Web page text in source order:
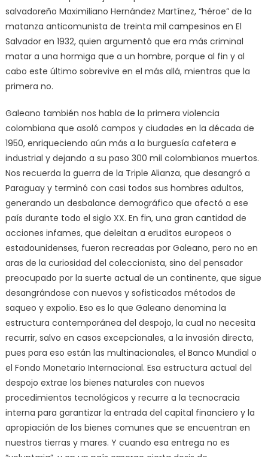
salvadoreño Maximiliano Hernández Martínez, “héroe” de la
matanza anticomunista de treinta mil campesinos en El
Salvador en 1932, quien argumentó que era más criminal
matar a una hormiga que a un hombre, porque al fin y al
cabo este último sobrevive en el más allá, mientras que la
primera no.
Galeano también nos habla de la primera violencia
colombiana que asoló campos y ciudades en la década de
1950, enriqueciendo aún más a la burguesía cafetera e
industrial y dejando a su paso 300 mil colombianos muertos.
Nos recuerda la guerra de la Triple Alianza, que desangró a
Paraguay y terminó con casi todos sus hombres adultos,
generando un desbalance demográfico que afectó a ese
país durante todo el siglo XX. En fin, una gran cantidad de
acciones infames, que deleitan a eruditos europeos o
estadounidenses, fueron recreadas por Galeano, pero no en
aras de la curiosidad del coleccionista, sino del pensador
preocupado por la suerte actual de un continente, que sigue
desangrándose con nuevos y sofisticados métodos de
saqueo y expolio. Eso es lo que Galeano denomina la
estructura contemporánea del despojo, la cual no necesita
recurrir, salvo en casos excepcionales, a la invasión directa,
pues para eso están las multinacionales, el Banco Mundial o
el Fondo Monetario Internacional. Esa estructura actual del
despojo extrae los bienes naturales con nuevos
procedimientos tecnológicos y recurre a la tecnocracia
interna para garantizar la entrada del capital financiero y la
apropiación de los bienes comunes que se encuentran en
nuestros tierras y mares. Y cuando esa entrega no es